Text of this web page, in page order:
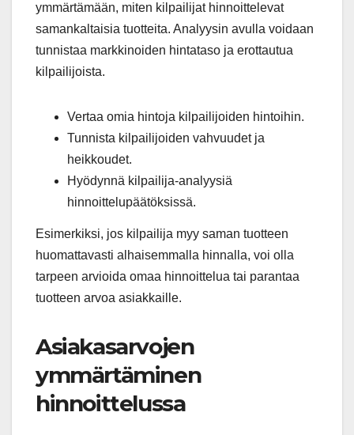
ymmärtämään, miten kilpailijat hinnoittelevat
samankaltaisia tuotteita. Analyysin avulla voidaan
tunnistaa markkinoiden hintataso ja erottautua
kilpailijoista.
Vertaa omia hintoja kilpailijoiden hintoihin.
Tunnista kilpailijoiden vahvuudet ja
heikkoudet.
Hyödynnä kilpailija-analyysiä
hinnoittelupäätöksissä.
Esimerkiksi, jos kilpailija myy saman tuotteen
huomattavasti alhaisemmalla hinnalla, voi olla
tarpeen arvioida omaa hinnoittelua tai parantaa
tuotteen arvoa asiakkaille.
Asiakasarvojen
ymmärtäminen
hinnoittelussa